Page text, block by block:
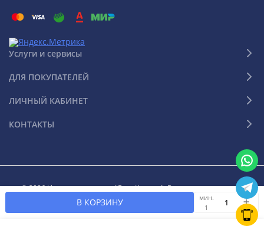
В КОРЗИНУ
мин.
1
Услуги и сервисы
ДЛЯ ПОКУПАТЕЛЕЙ
ЛИЧНЫЙ КАБИНЕТ
КОНТАКТЫ
© 2026 Интернет-магазин "Ваш Климат". Все права защищены